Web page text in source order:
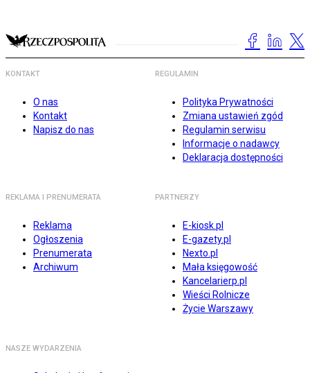
KONTAKT
O nas
Kontakt
Napisz do nas
REGULAMIN
Polityka Prywatności
Zmiana ustawień zgód
Regulamin serwisu
Informacje o nadawcy
Deklaracja dostępności
REKLAMA I PRENUMERATA
Reklama
Ogłoszenia
Prenumerata
Archiwum
PARTNERZY
E-kiosk.pl
E-gazety.pl
Nexto.pl
Mała księgowość
Kancelarierp.pl
Wieści Rolnicze
Życie Warszawy
NASZE WYDARZENIA